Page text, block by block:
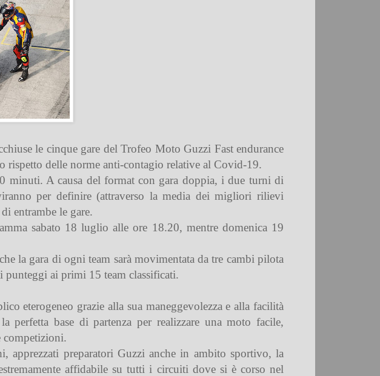
le cinque gare del Trofeo Moto Guzzi Fast endurance
rispetto delle norme anti-contagio relative al Covid-19.
minuti. A causa del format con gara doppia, i due turni di
per definire (attraverso la media dei migliori rilievi
entrambe le gare.
sabato 18 luglio alle ore 18.20, mentre domenica 19
la gara di ogni team sarà movimentata da tre cambi pilota
punteggi ai primi 15 team classificati.
eterogeneo grazie alla sua maneggevolezza e alla facilità
perfetta base di partenza per realizzare una moto facile,
competizioni.
apprezzati preparatori Guzzi anche in ambito sportivo, la
affidabile su tutti i circuiti dove si è corso nel